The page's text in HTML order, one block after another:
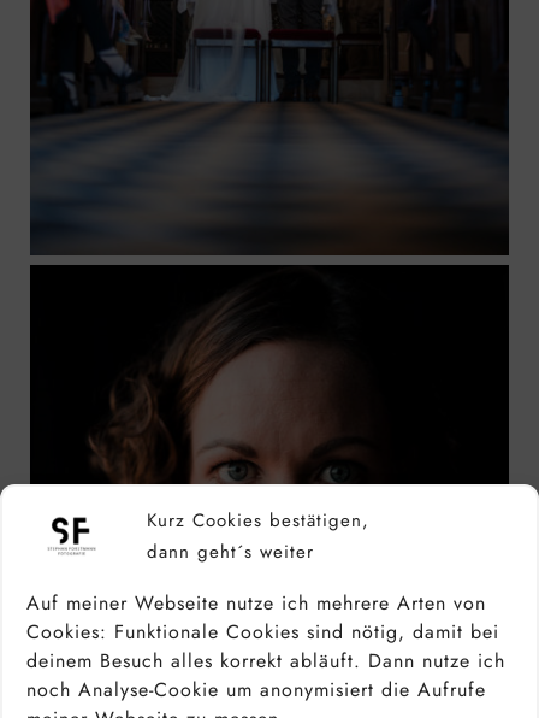
Kurz Cookies bestätigen,
dann geht´s weiter
Auf meiner Webseite nutze ich mehrere Arten von
Cookies: Funktionale Cookies sind nötig, damit bei
deinem Besuch alles korrekt abläuft. Dann nutze ich
noch Analyse-Cookie um anonymisiert die Aufrufe